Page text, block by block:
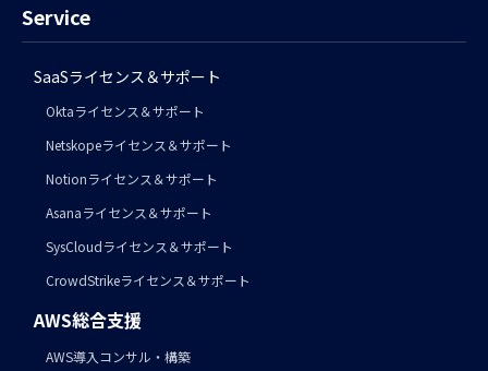
Service
SaaSライセンス＆サポート
Oktaライセンス＆サポート
Netskopeライセンス＆サポート
Notionライセンス＆サポート
Asanaライセンス＆サポート
SysCloudライセンス＆サポート
CrowdStrikeライセンス＆サポート
AWS総合支援
AWS導入コンサル・構築